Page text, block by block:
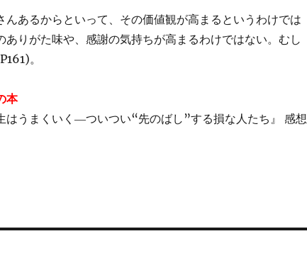
んあるからといって、その価値観が高まるというわけでは
ありがた味や、感謝の気持ちが高まるわけではない。むし
。
本
はうまくいく―ついつい“先のばし”する損な人たち』 感想